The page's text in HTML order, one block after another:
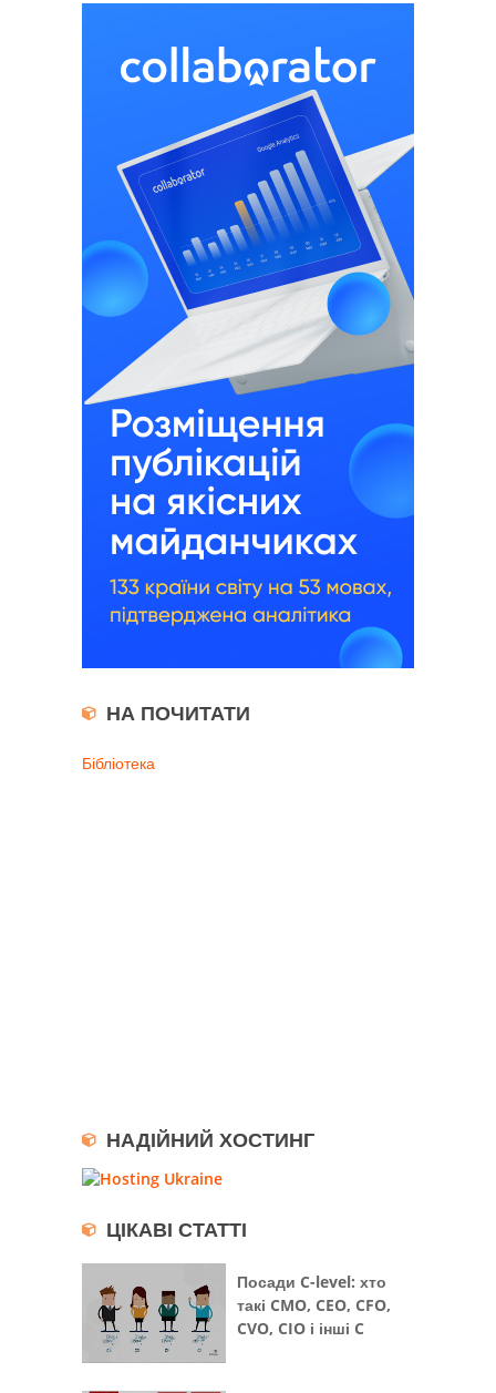
НА ПОЧИТАТИ
Бібліотека
НАДІЙНИЙ ХОСТИНГ
ЦІКАВІ СТАТТІ
Посади C-level: хто
такі CMO, CEO, CFO,
CVO, CIO і інші C